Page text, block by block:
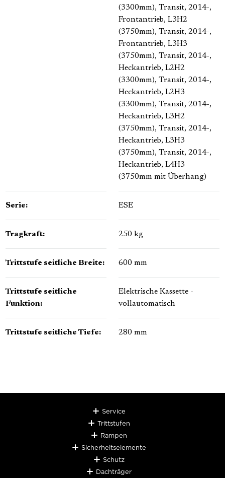
(3300mm), Transit, 2014-,
Frontantrieb, L3H2
(3750mm), Transit, 2014-,
Frontantrieb, L3H3
(3750mm), Transit, 2014-,
Heckantrieb, L2H2
(3300mm), Transit, 2014-,
Heckantrieb, L2H3
(3300mm), Transit, 2014-,
Heckantrieb, L3H2
(3750mm), Transit, 2014-,
Heckantrieb, L3H3
(3750mm), Transit, 2014-,
Heckantrieb, L4H3
(3750mm mit Überhang)
Serie: ESE
Tragkraft: 250 kg
Trittstufe seitliche Breite: 600 mm
Trittstufe seitliche
Funktion:
Elektrische Kassette -
vollautomatisch
Trittstufe seitliche Tiefe: 280 mm
Service
Trittstufen
Rampen
Sicherheitselemente
Schutz
Dachträger